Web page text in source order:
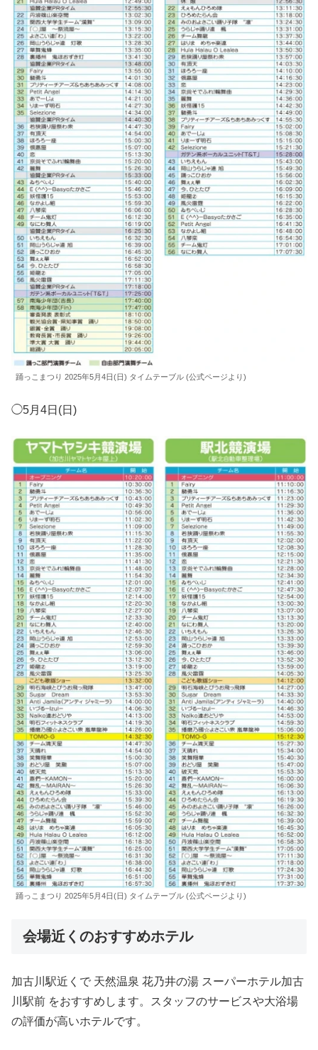
踊っこまつり 2025年5月4日(日) タイムテーブル (公式ページより)
◯5月4日(日)
踊っこまつり 2025年5月4日(日) タイムテーブル (公式ページより)
会場近くのおすすめホテル
加古川駅近くで 天然温泉 花乃井の湯 スーパーホテル加古
川駅前 をおすすめします。スタッフのサービスや大浴場
の評価が高いホテルです。